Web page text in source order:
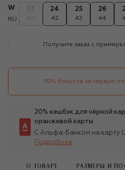
W
RU
24
42
25
42
26
44
Получите заказ с
10% бонусов за первую
20% кешбэк для чёрной
оранжевой карты
С Альфа-Банком на карту
Подробнее
О ТОВАРЕ РАЗМЕРЫ И